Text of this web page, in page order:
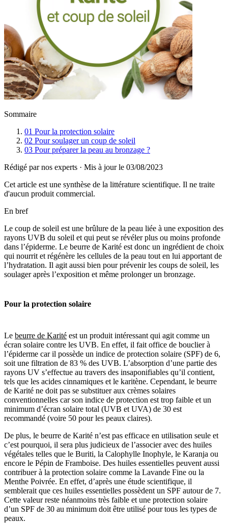
Sommaire
01 Pour la protection solaire
02 Pour soulager un coup de soleil
03 Pour préparer la peau au bronzage ?
Rédigé par nos experts · Mis à jour le 03/08/2023
Cet article est une synthèse de la littérature scientifique. Il ne traite
d'aucun produit commercial.
En bref
Le coup de soleil est une brûlure de la peau liée à une exposition des
rayons UVB du soleil et qui peut se révéler plus ou moins profonde
dans l’épiderme. Le beurre de Karité est donc un ingrédient de choix
qui nourrit et régénère les cellules de la peau tout en lui apportant de
l’hydratation. Il agit aussi bien pour prévenir les coups de soleil, les
soulager après l’exposition et même prolonger un bronzage.
Pour la protection solaire
Le beurre de Karité est un produit intéressant qui agit comme un
écran solaire contre les UVB. En effet, il fait office de bouclier à
l’épiderme car il possède un indice de protection solaire (SPF) de 6,
soit une filtration de 83 % des UVB. L’absorption d’une partie des
rayons UV s’effectue au travers des insaponifiables qu’il contient,
tels que les acides cinnamiques et le karitène. Cependant, le beurre
de Karité ne doit pas se substituer aux crèmes solaires
conventionnelles car son indice de protection est trop faible et un
minimum d’écran solaire total (UVB et UVA) de 30 est
recommandé (voire 50 pour les peaux claires).
De plus, le beurre de Karité n’est pas efficace en utilisation seule et
c’est pourquoi, il sera plus judicieux de l’associer avec des huiles
végétales telles que le Buriti, la Calophylle Inophyle, le Karanja ou
encore le Pépin de Framboise. Des huiles essentielles peuvent aussi
contribuer à la protection solaire comme la Lavande Fine ou la
Menthe Poivrée. En effet, d’après une étude scientifique, il
semblerait que ces huiles essentielles possèdent un SPF autour de 7.
Cette valeur reste néanmoins très faible et une protection solaire
d’un SPF de 30 au minimum doit être utilisé pour tous les types de
peaux.